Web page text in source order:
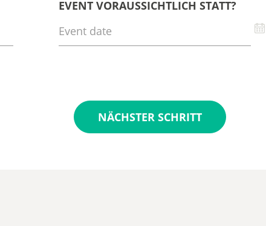
EVENT VORAUSSICHTLICH STATT?
NÄCHSTER SCHRITT